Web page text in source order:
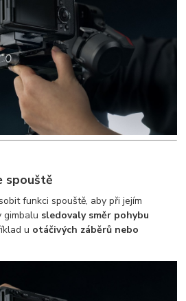
spouště
funkci spouště, aby při jejím
gimbalu sledovaly směr pohybu
u otáčivých záběrů nebo